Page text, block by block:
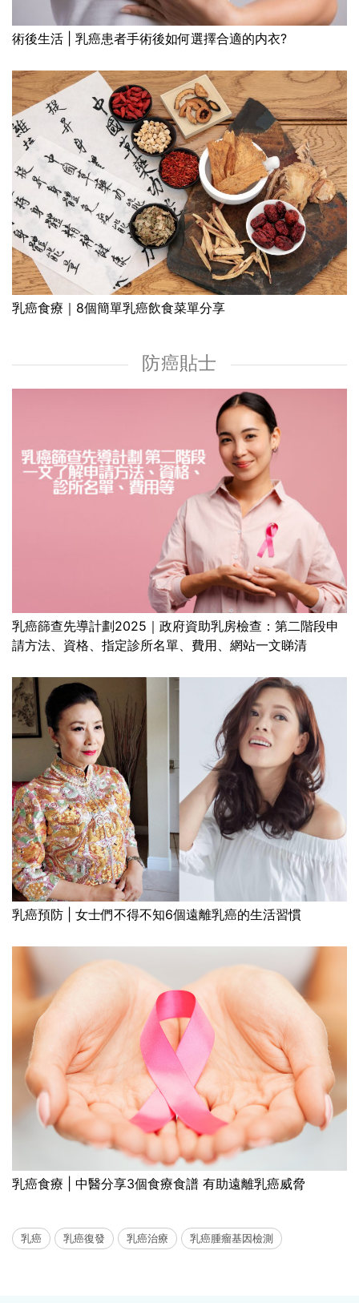
術後生活 | 乳癌患者手術後如何選擇合適的内衣?
乳癌食療｜8個簡單乳癌飲食菜單分享
防癌貼士
乳癌篩查先導計劃2025｜政府資助乳房檢查：第二階段申
請方法、資格、指定診所名單、費用、網站一文睇清
乳癌預防 | 女士們不得不知6個遠離乳癌的生活習慣
乳癌食療 | 中醫分享3個食療食譜 有助遠離乳癌威脅
乳癌 乳癌復發 乳癌治療 乳癌腫瘤基因檢測